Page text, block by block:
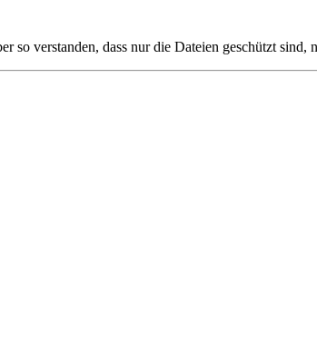
so verstanden, dass nur die Dateien geschützt sind,